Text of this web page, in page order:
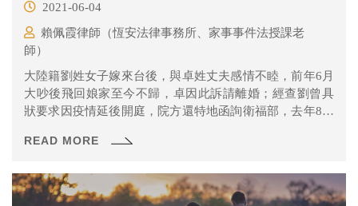
2021-06-04
賴佩霞律師（恆安法律事務所、家事事件法授課老
師）
大陸籍劉姓女子嫁來台後，與卓姓丈夫感情不睦，前年6月
大吵後飛回娘家至今不歸，卓因此訴請離婚；經查劉曾具
狀要求因疫情延後開庭，院方還特地函詢衛福部，去年8月
庭期但她仍不到，認定劉無維繫婚姻意願，判准離婚，可
READ MORE